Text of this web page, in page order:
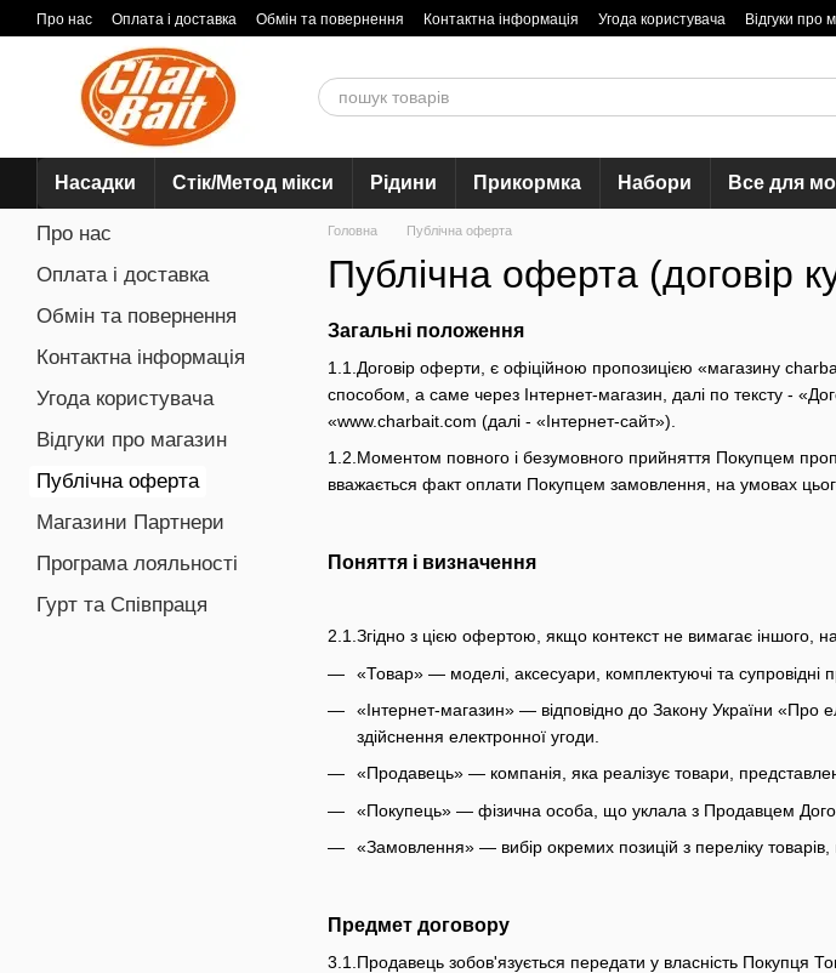
Перейти до основного контенту
Про нас Оплата і доставка Обмін та повернення Контактна інформація Угода користувача Відгуки про
Насадки Стік/Метод мікси Рідини Прикормка Набори Все для
Головна Публічна оферта
Публічна оферта (договір
Загальні положення
1.1.Договір оферти, є офіційною пропозицією «магазину
способом, а саме через Інтернет-магазин, далі по тексту -
«www.charbait.com (далі - «Інтернет-сайт»).
1.2.Моментом повного і безумовного прийняття Покупцем
вважається факт оплати Покупцем замовлення, на умовах
Поняття і визначення
2.1.Згідно з цією офертою, якщо контекст не вимагає іншого,
«Товар» — моделі, аксесуари, комплектуючі та супровідні
«Інтернет-магазин» — відповідно до Закону України «Про
здійснення електронної угоди.
«Продавець» — компанія, яка реалізує товари,
«Покупець» — фізична особа, що уклала з Продавцем
«Замовлення» — вибір окремих позицій з переліку
Предмет договору
3.1.Продавець зобов'язується передати у власність Покупця
Про нас
Оплата і доставка
Обмін та повернення
Контактна інформація
Угода користувача
Відгуки про магазин
Публічна оферта
Магазини Партнери
Програма лояльності
Гурт та Співпраця